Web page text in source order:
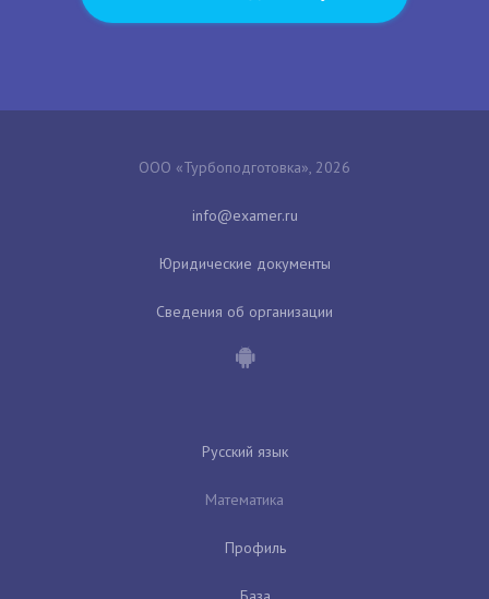
ООО «Турбоподготовка», 2026
Юридические документы
Сведения об организации
Русский язык
Математика
Профиль